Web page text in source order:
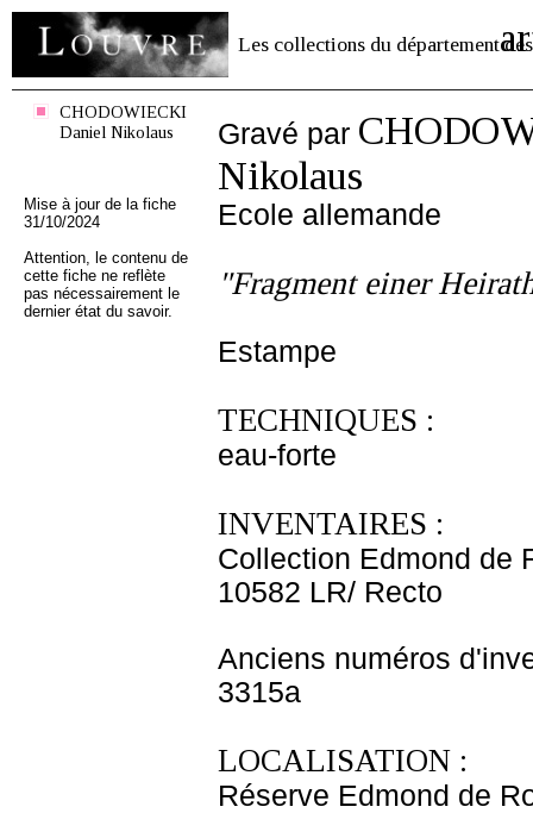
Les collections du département des
CHODOWIECKI
Daniel Nikolaus
Mise à jour de la fiche
31/10/2024
Attention, le contenu de
cette fiche ne reflète
pas nécessairement le
dernier état du savoir.
Gravé par
Nikolaus
Ecole allemande
"Fragment einer
Estampe
TECHNIQUES :
eau-forte
INVENTAIRES :
Collection Edmond de
10582 LR/ Recto
Anciens numéros
3315a
LOCALISATION :
Réserve Edmond de